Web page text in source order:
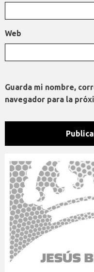
Web
Guarda mi nombre,
navegador para la